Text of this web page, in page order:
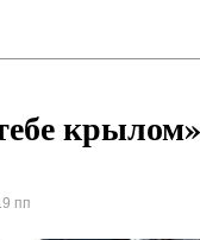
крылом»
пп